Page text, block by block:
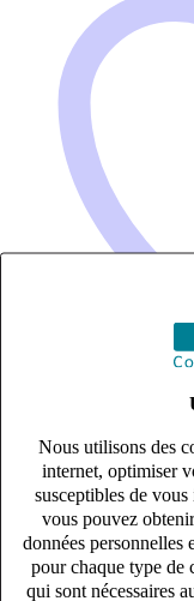
Nous utilisons des
internet, optimiser
susceptibles de vous
vous pouvez
données personnelles
pour chaque type de
qui sont nécessaires
Collaborateur
CDI
23k – 27k €
Moissac, Tarn-et-
Publié le 06/08/2026